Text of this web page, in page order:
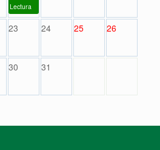
Lectura
23 24 25 26
30 31